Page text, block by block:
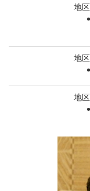
地
地
地